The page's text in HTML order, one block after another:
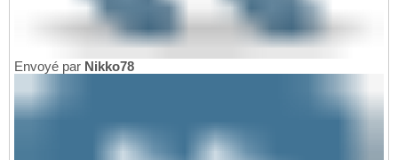
Envoyé par Nikko78